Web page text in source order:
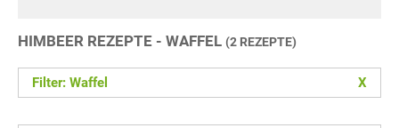
HIMBEER REZEPTE - WAFFEL (2 REZEPTE)
Filter: Waffel X